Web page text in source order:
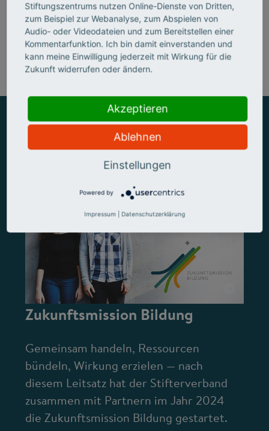
Mehr zum Handlungsfeld "Bildung &
Kompetenzen"
ZUSAMMEN MEHR ERREICHEN
Zukunftsmission Bildung
Gemeinsam handeln, Ressourcen
bündeln, Wirkung erzielen — nach
diesem Leitsatz hat der Stifterverband
zusammen mit Partnern im Jahr 2024
die Zukunftsmission Bildung gestartet.
Stiftungszentrums nutzen Online-Dienste von Dritten,
zum Beispiel zur Webanalyse, zum Abspielen von
Audio- oder Videodateien und zum Bereitstellen einer
Kommentarfunktion. Ich bin damit einverstanden und
kann meine Einwilligung jederzeit mit Wirkung für die
Zukunft widerrufen oder ändern.
Akzeptieren
Ablehnen
Einstellungen
Powered by
Impressum Datenschutzerklärung